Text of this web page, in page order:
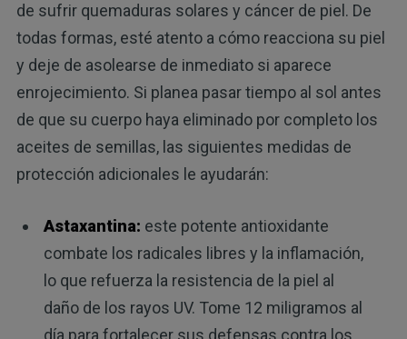
de sufrir quemaduras solares y cáncer de piel. De
todas formas, esté atento a cómo reacciona su piel
y deje de asolearse de inmediato si aparece
enrojecimiento. Si planea pasar tiempo al sol antes
de que su cuerpo haya eliminado por completo los
aceites de semillas, las siguientes medidas de
protección adicionales le ayudarán:
Astaxantina: este potente antioxidante
combate los radicales libres y la inflamación,
lo que refuerza la resistencia de la piel al
daño de los rayos UV. Tome 12 miligramos al
día para fortalecer sus defensas contra los